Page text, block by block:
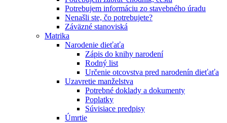
Potrebujem informáciu zo stavebného úradu
Nenašli ste, čo potrebujete?
Záväzné stanoviská
Matrika
Narodenie dieťaťa
Zápis do knihy narodení
Rodný list
Určenie otcovstva pred narodenín dieťaťa
Uzavretie manželstva
Potrebné doklady a dokumenty
Poplatky
Súvisiace predpisy
Úmrtie